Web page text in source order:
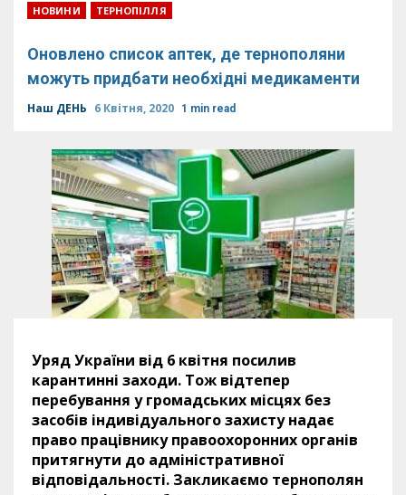
НОВИНИ ТЕРНОПІЛЛЯ
Оновлено список аптек, де тернополяни
можуть придбати необхідні медикаменти
Наш ДЕНЬ 6 Квітня, 2020 1 min read
Уряд України від 6 квітня посилив
карантинні заходи. Тож відтепер
перебування у громадських місцях без
засобів індивідуального захисту надає
право працівнику правоохоронних органів
притягнути до адміністративної
відповідальності. Закликаємо тернополян